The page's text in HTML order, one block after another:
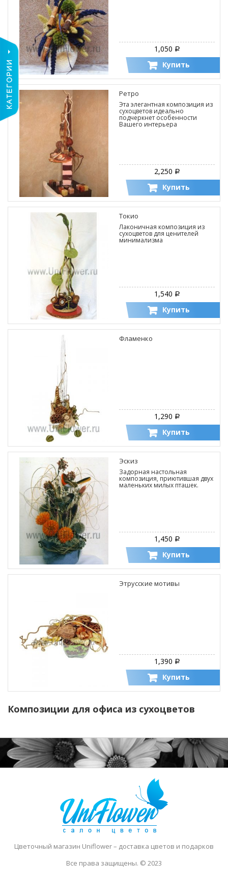
1,050 Р
Купить
Ретро
Эта элегантная композиция из
сухоцветов идеально
подчеркнет особенности
Вашего интерьера
2,250 Р
Купить
Токио
Лаконичная композиция из
сухоцветов для ценителей
минимализма
1,540 Р
Купить
Фламенко
1,290 Р
Купить
Эскиз
Задорная настольная
композиция, приютившая двух
маленьких милых пташек.
1,450 Р
Купить
Этрусские мотивы
1,390 Р
Купить
Композиции для офиса из сухоцветов
Цветочный магазин Uniflower– доставка цветов и подарков
Все права защищены. © 2023